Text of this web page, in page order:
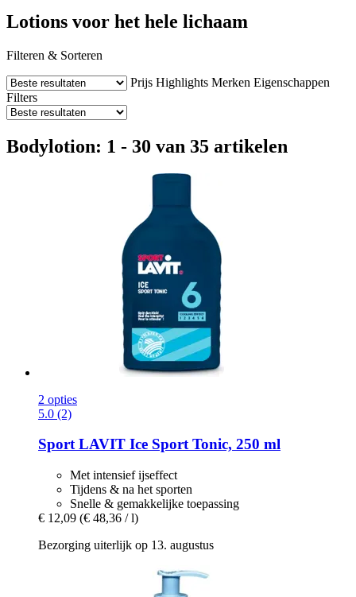
Lotions voor het hele lichaam
Filteren & Sorteren
Prijs Highlights Merken Eigenschappen
Filters
Bodylotion: 1 - 30 van 35 artikelen
2 opties
5.0 (2)
Sport LAVIT Ice Sport Tonic, 250 ml
Met intensief ijseffect
Tijdens & na het sporten
Snelle & gemakkelijke toepassing
€ 12,09 (€ 48,36 / l)
Bezorging uiterlijk op 13. augustus